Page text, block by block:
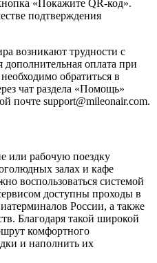
«Покажите QR-код».
подтверждения
возникают трудности с
дополнительная оплата при
обратиться в
чат раздела «Помощь»
почте support@mileonair.com.
или рабочую поездку
залах и кафе
воспользоваться системой
доступны проходы в
России, а также
Благодаря такой широкой
комфортного
и наполнить их